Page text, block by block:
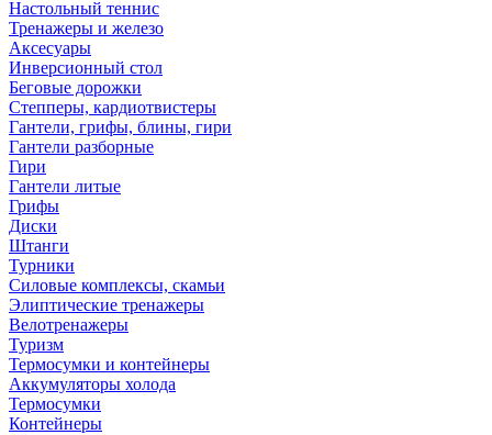
Настольный теннис
Тренажеры и железо
Аксесуары
Инверсионный стол
Беговые дорожки
Степперы, кардиотвистеры
Гантели, грифы, блины, гири
Гантели разборные
Гири
Гантели литые
Грифы
Диски
Штанги
Турники
Силовые комплексы, скамьи
Элиптические тренажеры
Велотренажеры
Туризм
Термосумки и контейнеры
Аккумуляторы холода
Термосумки
Контейнеры